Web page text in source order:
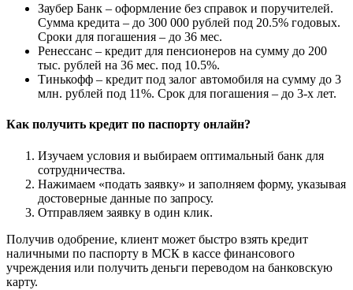
Заубер Банк – оформление без справок и поручителей.
Сумма кредита – до 300 000 рублей под 20.5% годовых.
Сроки для погашения – до 36 мес.
Ренессанс – кредит для пенсионеров на сумму до 200
тыс. рублей на 36 мес. под 10.5%.
Тинькофф – кредит под залог автомобиля на сумму до 3
млн. рублей под 11%. Срок для погашения – до 3-х лет.
Как получить кредит по паспорту онлайн?
Изучаем условия и выбираем оптимальный банк для
сотрудничества.
Нажимаем «подать заявку» и заполняем форму, указывая
достоверные данные по запросу.
Отправляем заявку в один клик.
Получив одобрение, клиент может быстро взять кредит
наличными по паспорту в МСК в кассе финансового
учреждения или получить деньги переводом на банковскую
карту.